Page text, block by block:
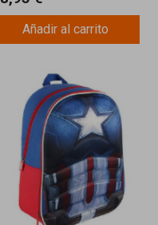
Añadir al carrito